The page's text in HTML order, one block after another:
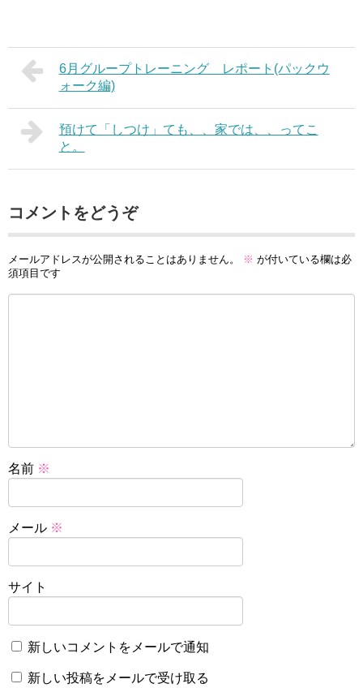
6月グループトレーニング レポート(パックウ
ォーク編)
預けて「しつけ」ても、、家では、、ってこ
と。
コメントをどうぞ
メールアドレスが公開されることはありません。 ※ が付いている欄は必
須項目です
名前 ※
メール ※
サイト
新しいコメントをメールで通知
新しい投稿をメールで受け取る